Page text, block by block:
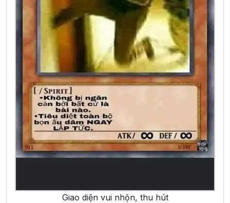
Giao diện vui nhộn, thu hút